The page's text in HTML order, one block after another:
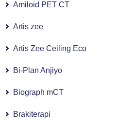
Amiloid PET CT
Artis zee
Artis Zee Ceiling Eco
Bi-Plan Anjiyo
Biograph mCT
Brakiterapi